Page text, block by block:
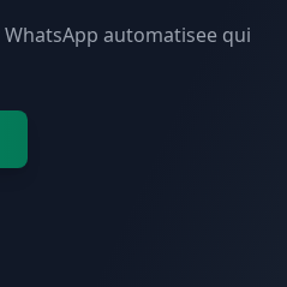
automatisee qui